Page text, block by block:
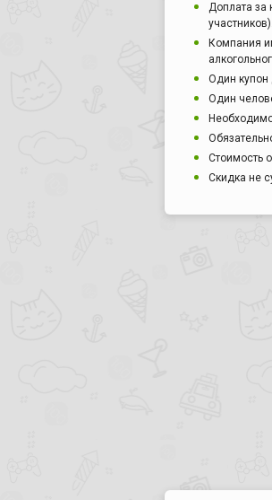
Доплата за
участников).
Компания
Один купон
Один
Стоимость
Скидка не